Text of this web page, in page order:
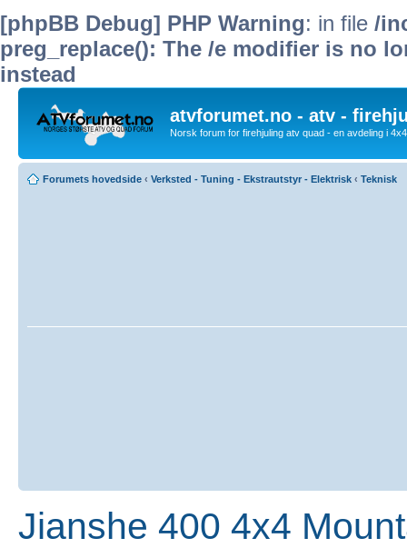
[phpBB Debug] PHP Warning: in file /
preg_replace(): The /e modifier is no
instead
atvforumet.no - atv -
Norsk forum for firehjuling atv quad - en avdeling i
Forumets hovedside ‹ Verksted - Tuning - Ekstrautstyr - Elektrisk ‹ Teknisk
Jianshe 400 4x4